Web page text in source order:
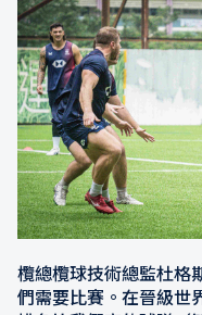
欖總欖球技術總監杜格
們需要比賽。在晉級世